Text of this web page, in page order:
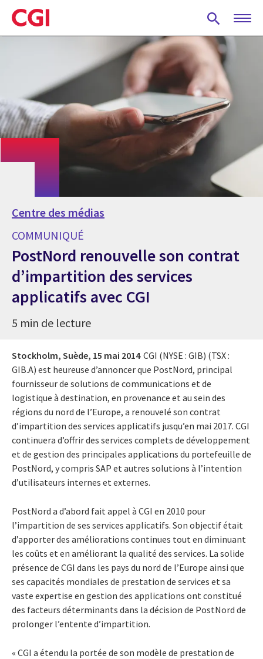
Skip
to
main
Centre des médias
COMMUNIQUÉ
PostNord renouvelle son contrat
d’impartition des services
applicatifs avec CGI
5 min de lecture
Stockholm, Suède, 15 mai 2014 CGI (NYSE : GIB) (TSX :
GIB.A) est heureuse d’annoncer que PostNord, principal
fournisseur de solutions de communications et de
logistique à destination, en provenance et au sein des
régions du nord de l’Europe, a renouvelé son contrat
d’impartition des services applicatifs jusqu’en mai 2017. CGI
continuera d’offrir des services complets de développement
et de gestion des principales applications du portefeuille de
PostNord, y compris SAP et autres solutions à l’intention
d’utilisateurs internes et externes.
PostNord a d’abord fait appel à CGI en 2010 pour
l’impartition de ses services applicatifs. Son objectif était
d’apporter des améliorations continues tout en diminuant
les coûts et en améliorant la qualité des services. La solide
présence de CGI dans les pays du nord de l’Europe ainsi que
ses capacités mondiales de prestation de services et sa
vaste expertise en gestion des applications ont constitué
des facteurs déterminants dans la décision de PostNord de
prolonger l’entente d’impartition.
« CGI a étendu la portée de son modèle de prestation de